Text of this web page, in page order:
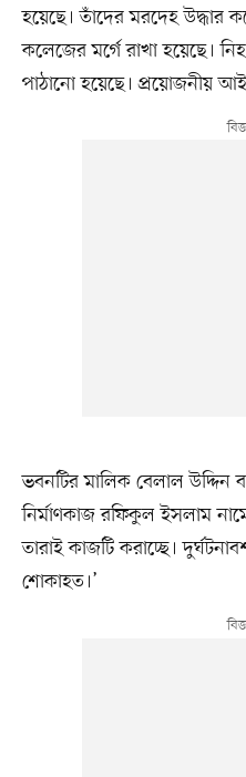
হয়েছে। তাঁদের মরদেহ উদ্ধার
কলেজের মর্গে রাখা হয়েছে।
পাঠানো হয়েছে। প্রয়োজনীয়
ভবনটির মালিক বেলাল
নির্মাণকাজ রফিকুল ইসলাম
তারাই কাজটি করাচ্ছে।
শোকাহত।’